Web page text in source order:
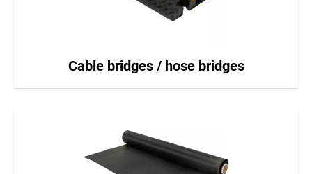
Cable bridges / hose bridges